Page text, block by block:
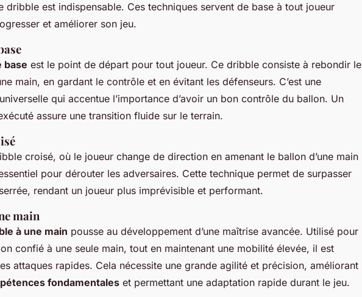
dribble est indispensable. Ces techniques servent de base à tout joueur
et améliorer son jeu.
base est le point de départ pour tout joueur. Ce dribble consiste à rebondir le
main, en gardant le contrôle et en évitant les défenseurs. C’est une
qui accentue l’importance d’avoir un bon contrôle du ballon. Un
assure une transition fluide sur le terrain.
croisé, où le joueur change de direction en amenant le ballon d’une main
pour dérouter les adversaires. Cette technique permet de surpasser
rendant un joueur plus imprévisible et performant.
main
à une main pousse au développement d’une maîtrise avancée. Utilisé pour
confié à une seule main, tout en maintenant une mobilité élevée, il est
attaques rapides. Cela nécessite une grande agilité et précision, améliorant
fondamentales et permettant une adaptation rapide durant le jeu.